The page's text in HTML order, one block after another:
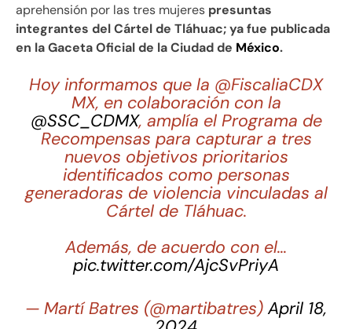
aprehensión por las tres mujeres presuntas
integrantes del Cártel de Tláhuac; ya fue publicada
en la Gaceta Oficial de la Ciudad de México.
Hoy informamos que la @FiscaliaCDX
MX, en colaboración con la
@SSC_CDMX, amplía el Programa de
Recompensas para capturar a tres
nuevos objetivos prioritarios
identificados como personas
generadoras de violencia vinculadas al
Cártel de Tláhuac.
Además, de acuerdo con el…
pic.twitter.com/AjcSvPriyA
— Martí Batres (@martibatres) April 18,